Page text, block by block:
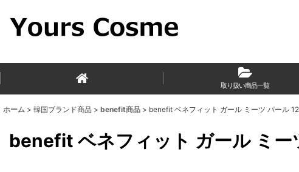
取り扱い商品一覧
ホーム > 韓国ブランド商品 > benefit商品 > benefit ベネフィット ガール ミーツ パール
benefit ベネフィット ガール ミー